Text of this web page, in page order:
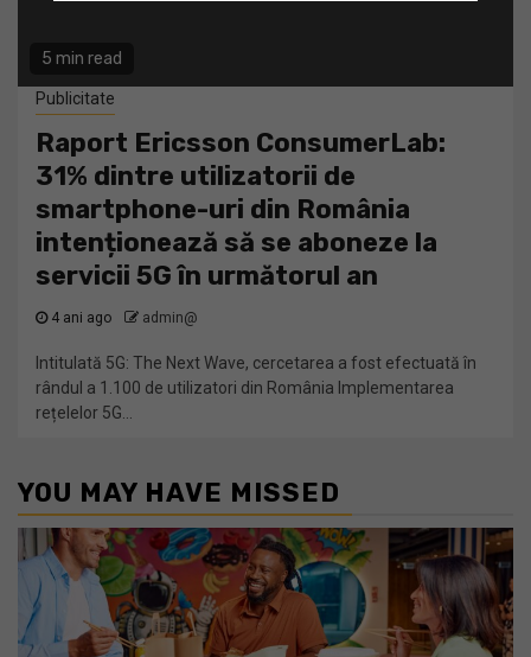
5 min read
Publicitate
Raport Ericsson ConsumerLab:
31% dintre utilizatorii de
smartphone-uri din România
intenționează să se aboneze la
servicii 5G în următorul an
4 ani ago admin@
Intitulată 5G: The Next Wave, cercetarea a fost efectuată în
rândul a 1.100 de utilizatori din România Implementarea
rețelelor 5G...
YOU MAY HAVE MISSED